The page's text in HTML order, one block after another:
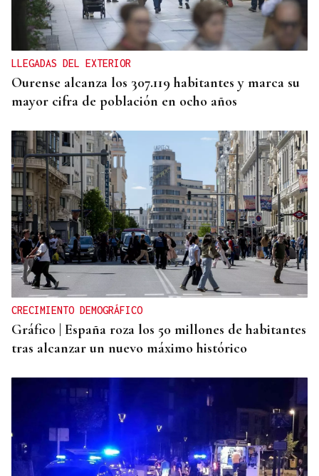
Lucía Ros Dopico, médico especialista: “Mi sueño
es cambiar el paradigma de la discapacidad
infantil”
LLEGADAS DEL EXTERIOR
Ourense alcanza los 307.119 habitantes y marca su
mayor cifra de población en ocho años
CRECIMIENTO DEMOGRÁFICO
Gráfico | España roza los 50 millones de habitantes
tras alcanzar un nuevo máximo histórico